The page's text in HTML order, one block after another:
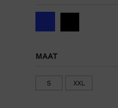
MAAT
S XXL